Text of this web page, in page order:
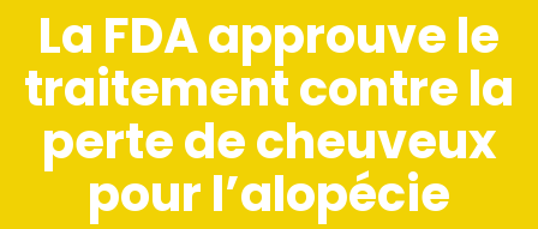
La FDA approuve le
traitement contre la
perte de cheuveux
pour l’alopécie